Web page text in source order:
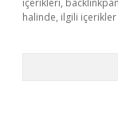
içerikleri,
halinde, ilgili içerikler